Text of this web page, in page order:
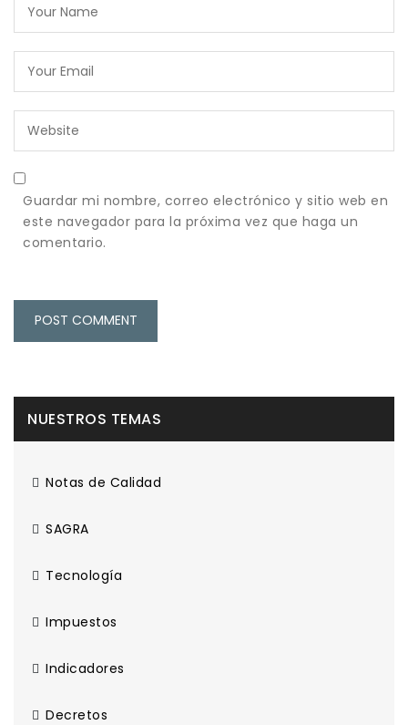
Guardar mi nombre, correo electrónico y sitio web en
este navegador para la próxima vez que haga un
comentario.
NUESTROS TEMAS
Notas de Calidad
SAGRA
Tecnología
Impuestos
Indicadores
Decretos